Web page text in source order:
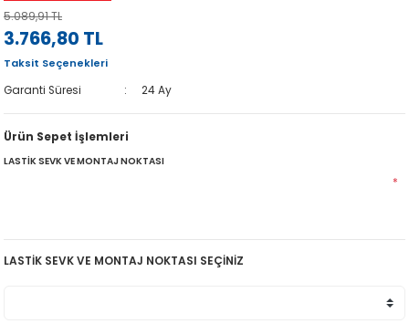
5.089,91 TL
3.766,80 TL
Taksit Seçenekleri
Garanti Süresi
24 Ay
Ürün Sepet İşlemleri
LASTİK SEVK VE MONTAJ NOKTASI
*
LASTİK SEVK VE MONTAJ NOKTASI SEÇİNİZ